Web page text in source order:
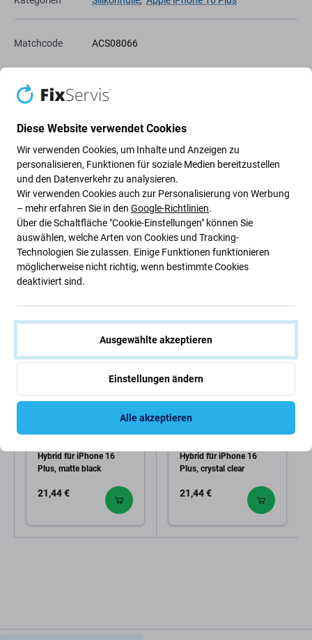
Matchcode ACS08066
Artikel 1100314070
Zur Wunschliste hinzufügen
Teilen
Betrachten
High-contrast mode
Kunden kaufen auch
Hybrid für iPhone 16
Plus, matte black
21,44 €
Hybrid für iPhone 16
Plus, crystal clear
21,44 €
Diese Website verwendet Cookies
Wir verwenden Cookies, um Inhalte und Anzeigen zu
personalisieren, Funktionen für soziale Medien bereitzustellen
und den Datenverkehr zu analysieren.
Wir verwenden Cookies auch zur Personalisierung von Werbung
– mehr erfahren Sie in den Google-Richtlinien.
Über die Schaltfläche "Cookie-Einstellungen" können Sie
auswählen, welche Arten von Cookies und Tracking-
Technologien Sie zulassen. Einige Funktionen funktionieren
möglicherweise nicht richtig, wenn bestimmte Cookies
deaktiviert sind.
Ausgewählte akzeptieren
Einstellungen ändern
Alle akzeptieren